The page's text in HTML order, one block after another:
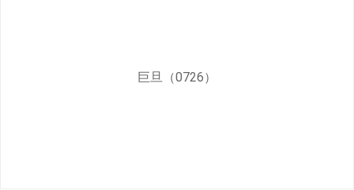
巨旦（0726）